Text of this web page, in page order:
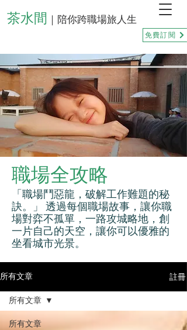
茶水間 ｜陪你跨職場旅人生
免費訂閱
職場全攻略
「職場鬥惡龍，破解工作難題的秘
訣。」 透過每個職場故事，讓你職
場對弈不孤單，一路攻城略地，創
一片自己的天空，讓你可以優雅的
坐看城市光景。
所有文章 註冊
所有文章
所有文章